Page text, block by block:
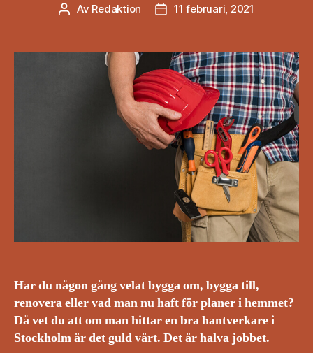
Inläggsförfattare
Av Redaktion Inläggsdatum
11 februari, 2021
Har du någon gång velat bygga om, bygga till,
renovera eller vad man nu haft för planer i hemmet?
Då vet du att om man hittar en bra hantverkare i
Stockholm är det guld värt. Det är halva jobbet.